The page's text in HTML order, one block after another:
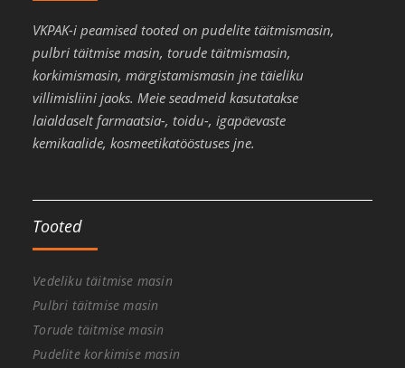
VKPAK-i peamised tooted on pudelite täitmismasin,
pulbri täitmise masin, torude täitmismasin,
korkimismasin, märgistamismasin jne täieliku
villimisliini jaoks. Meie seadmeid kasutatakse
laialdaselt farmaatsia-, toidu-, igapäevaste
kemikaalide, kosmeetikatööstuses jne.
Tooted
Vedeliku täitmise masin
Pulbri täitmise masin
Torude täitmise masin
Pudelite korkimise masin